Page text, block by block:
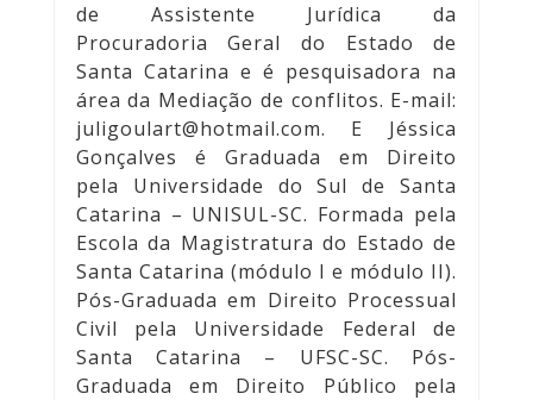
de Assistente Jurídica da
Procuradoria Geral do Estado de
Santa Catarina e é pesquisadora na
área da Mediação de conflitos. E-mail:
juligoulart@hotmail.com. E Jéssica
Gonçalves é Graduada em Direito
pela Universidade do Sul de Santa
Catarina – UNISUL-SC. Formada pela
Escola da Magistratura do Estado de
Santa Catarina (módulo I e módulo II).
Pós-Graduada em Direito Processual
Civil pela Universidade Federal de
Santa Catarina – UFSC-SC. Pós-
Graduada em Direito Público pela